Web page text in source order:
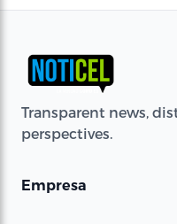
Transparent news,
perspectives.
Empresa